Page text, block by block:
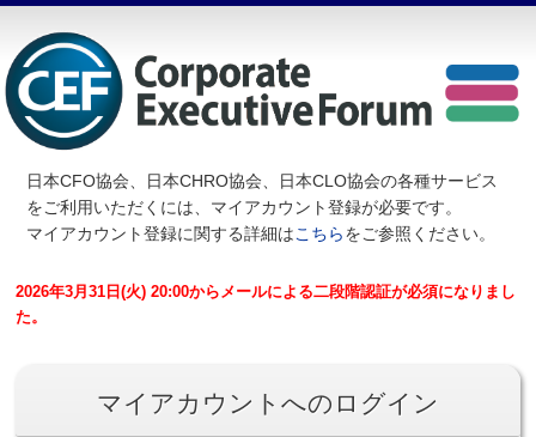
日本CFO協会、日本CHRO協会、日本CLO協会の各種サービス
をご利用いただくには、マイアカウント登録が必要です。
マイアカウント登録に関する詳細はこちらをご参照ください。
2026年3月31日(火) 20:00からメールによる二段階認証が必須になりまし
た。
マイアカウントへのログイン